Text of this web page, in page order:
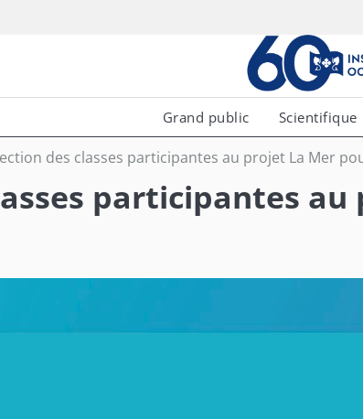
Grand public Scientifique
des classes participantes au projet La Mer
participantes